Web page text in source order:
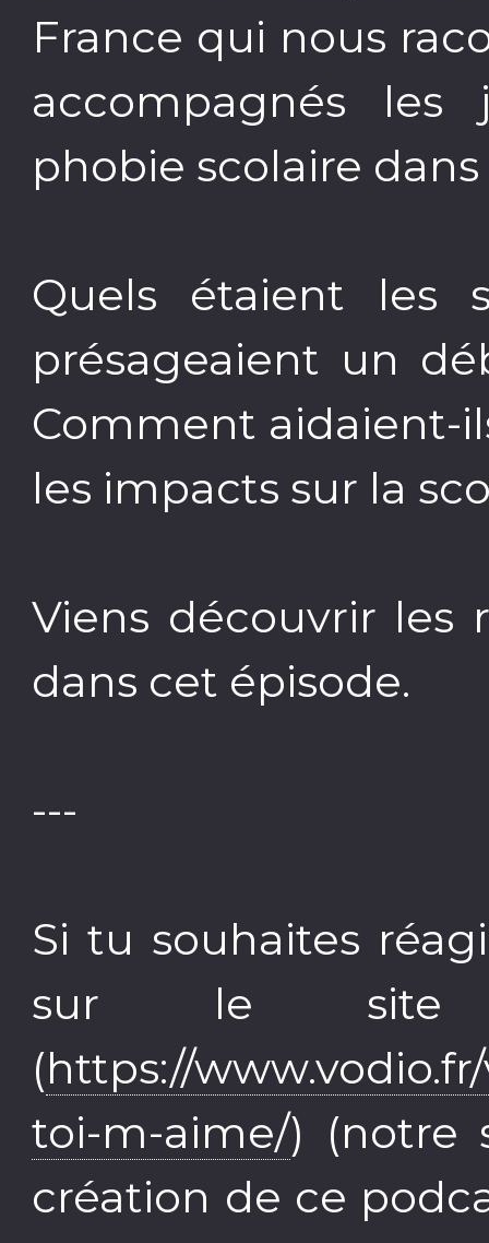
France qui nous
accompagnés
phobie scolaire
Quels étaient les
présageaient un
Comment aidaient-
les impacts sur la
Viens découvrir les
dans cet épisode.
---
Si tu souhaites
sur le site
(https://
toi-m-aime/) (notre
création de ce